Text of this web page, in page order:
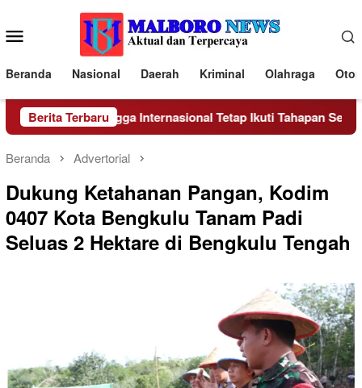
konten
Menu
Mobile
Beranda Nasional Daerah Kriminal Olahraga
Berita Terbaru
Hingga Internasional Tetap Ikuti Tahapan Seleksi
Beranda Advertorial
Dukung Ketahanan Pangan, Kodim
0407 Kota Bengkulu Tanam Padi
Seluas 2 Hektare di Bengkulu Tengah